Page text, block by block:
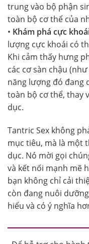
trung vào bộ phận
toàn bộ cơ thể của
• Khám phá cực
lượng cực khoái có
Khi cảm thấy hưng
các cơ sàn chậu
năng lượng đó đang
toàn bộ cơ thể, thay
dục.
Tantric Sex không
mục tiêu, mà là một
dục. Nó mời gọi
và kết nối mạnh mẽ
bạn không chỉ cải
còn đang nuôi
hiểu và có ý nghĩa